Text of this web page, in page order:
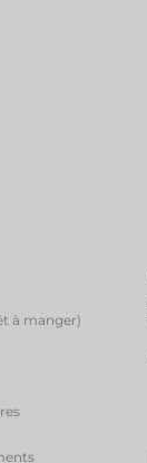
à manger)